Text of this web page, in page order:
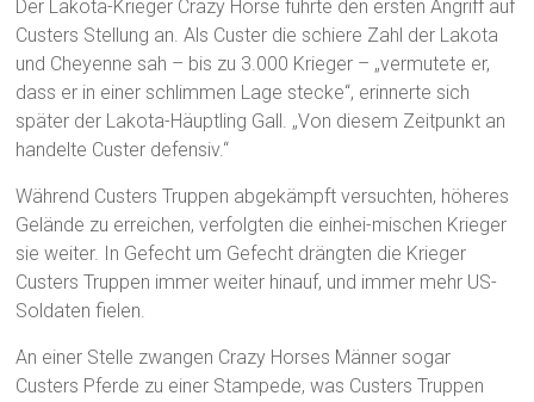
Der Lakota-Krieger Crazy Horse führte den ersten Angriff auf
Custers Stellung an. Als Custer die schiere Zahl der Lakota
und Cheyenne sah – bis zu 3.000 Krieger – „vermutete er,
dass er in einer schlimmen Lage stecke“, erinnerte sich
später der Lakota-Häuptling Gall. „Von diesem Zeitpunkt an
handelte Custer defensiv.“
Während Custers Truppen abgekämpft versuchten, höheres
Gelände zu erreichen, verfolgten die einhei-mischen Krieger
sie weiter. In Gefecht um Gefecht drängten die Krieger
Custers Truppen immer weiter hinauf, und immer mehr US-
Soldaten fielen.
An einer Stelle zwangen Crazy Horses Männer sogar
Custers Pferde zu einer Stampede, was Custers Truppen